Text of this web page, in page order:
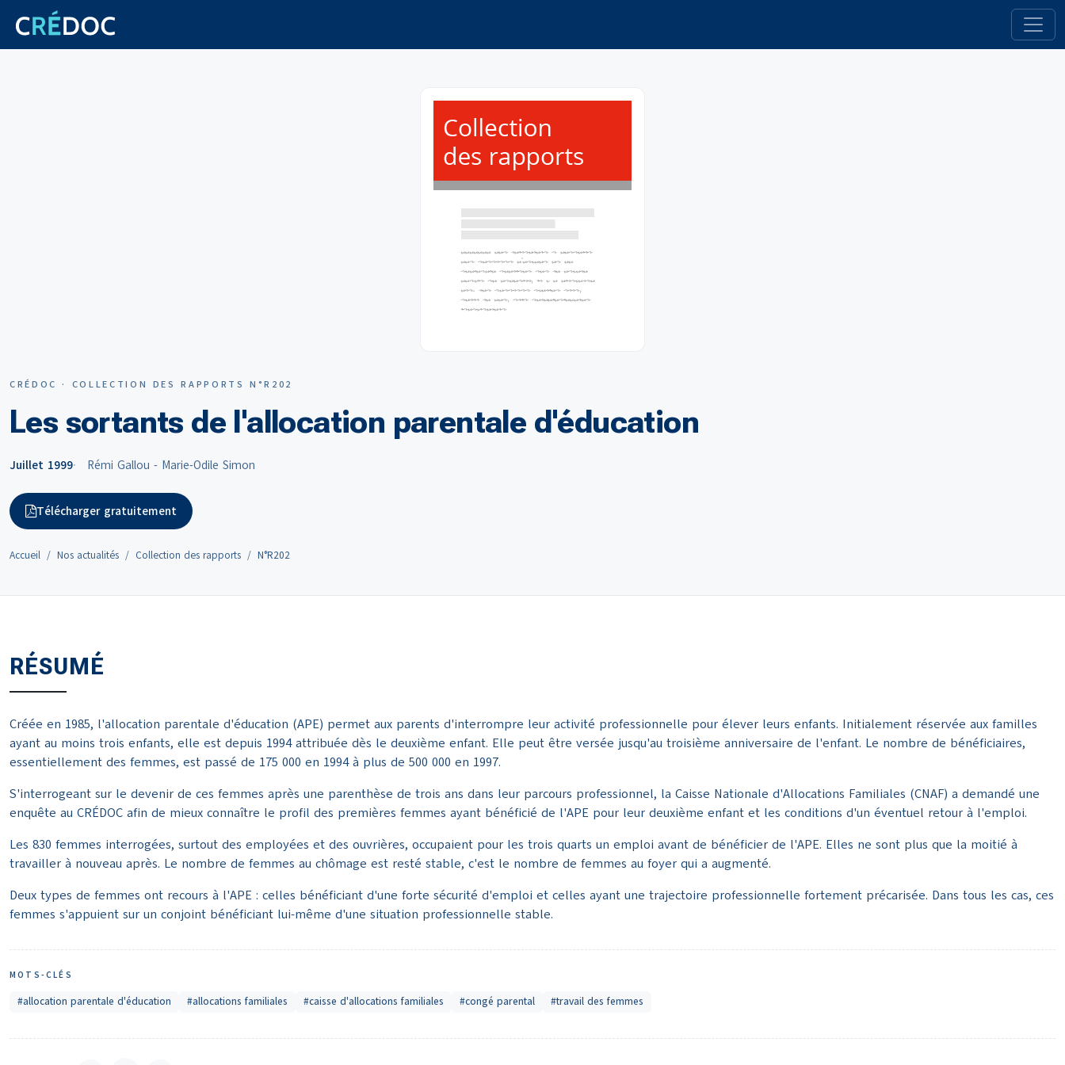
CRÉDOC · COLLECTION DES RAPPORTS N°R202
Les sortants de l'allocation parentale d'éducation
Juillet 1999 Rémi Gallou - Marie-Odile Simon
Télécharger gratuitement
Accueil Nos actualités Collection des rapports N°R202
RÉSUMÉ
Créée en 1985, l'allocation parentale d'éducation (APE) permet aux parents d'interrompre leur activité professionnelle pour élever leurs enfants. Initialement réservée aux familles
ayant au moins trois enfants, elle est depuis 1994 attribuée dès le deuxième enfant. Elle peut être versée jusqu'au troisième anniversaire de l'enfant. Le nombre de bénéficiaires,
essentiellement des femmes, est passé de 175 000 en 1994 à plus de 500 000 en 1997.
S'interrogeant sur le devenir de ces femmes après une parenthèse de trois ans dans leur parcours professionnel, la Caisse Nationale d'Allocations Familiales (CNAF) a demandé une
enquête au CRÉDOC afin de mieux connaître le profil des premières femmes ayant bénéficié de l'APE pour leur deuxième enfant et les conditions d'un éventuel retour à l'emploi.
Les 830 femmes interrogées, surtout des employées et des ouvrières, occupaient pour les trois quarts un emploi avant de bénéficier de l'APE. Elles ne sont plus que la moitié à
travailler à nouveau après. Le nombre de femmes au chômage est resté stable, c'est le nombre de femmes au foyer qui a augmenté.
Deux types de femmes ont recours à l'APE : celles bénéficiant d'une forte sécurité d'emploi et celles ayant une trajectoire professionnelle fortement précarisée. Dans tous les cas, ces
femmes s'appuient sur un conjoint bénéficiant lui-même d'une situation professionnelle stable.
MOTS-CLÉS
#allocation parentale d'éducation #allocations familiales #caisse d'allocations familiales #congé parental #travail des femmes